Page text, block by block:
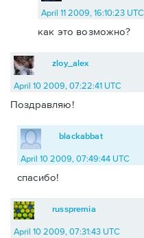
April 11 2009, 16:10:23 UTC
как это возможно?
zloy_alex
April 10 2009, 07:22:41 UTC
Поздравляю!
blackabbat
April 10 2009, 07:49:44 UTC
спасибо!
russpremia
April 10 2009, 07:31:43 UTC